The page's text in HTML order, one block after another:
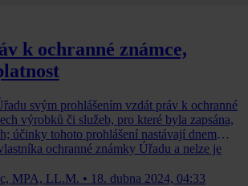
k ochranné známce,
svým prohlášením vzdát práv k ochranné
výrobků či služeb, pro které byla zapsána,
účinky tohoto prohlášení nastávají dnem
ochranné známky Úřadu a nelze je
MPA, LL.M. • 18. dubna 2024, 04:33